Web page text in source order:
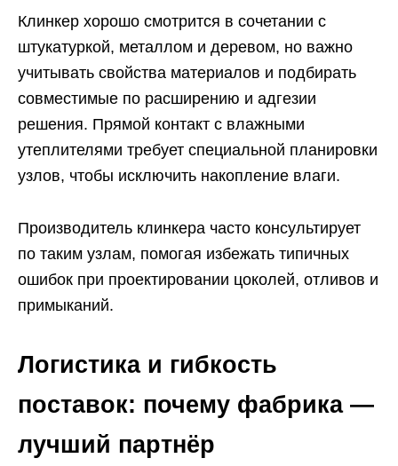
Клинкер хорошо смотрится в сочетании с
штукатуркой, металлом и деревом, но важно
учитывать свойства материалов и подбирать
совместимые по расширению и адгезии
решения. Прямой контакт с влажными
утеплителями требует специальной планировки
узлов, чтобы исключить накопление влаги.
Производитель клинкера часто консультирует
по таким узлам, помогая избежать типичных
ошибок при проектировании цоколей, отливов и
примыканий.
Логистика и гибкость
поставок: почему фабрика —
лучший партнёр